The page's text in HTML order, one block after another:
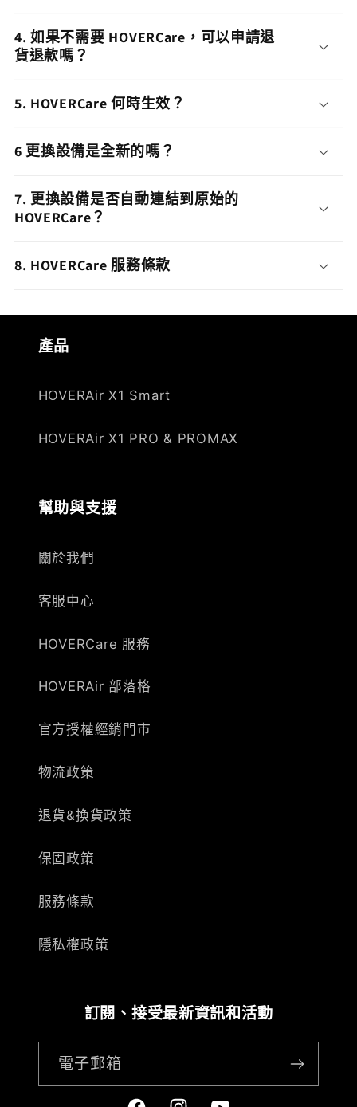
4. 如果不需要 HOVERCare，可以申請退
貨退款嗎？
5. HOVERCare 何時生效？
6 更換設備是全新的嗎？
7. 更換設備是否自動連結到原始的
HOVERCare？
8. HOVERCare 服務條款
產品
HOVERAir X1 Smart
HOVERAir X1 PRO & PROMAX
幫助與支援
關於我們
客服中心
HOVERCare 服務
HOVERAir 部落格
官方授權經銷門市
物流政策
退貨&換貨政策
保固政策
服務條款
隱私權政策
訂閱、接受最新資訊和活動
電子郵箱